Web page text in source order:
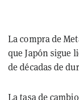
La compra de
que Japón sigue
de décadas de
La tasa de